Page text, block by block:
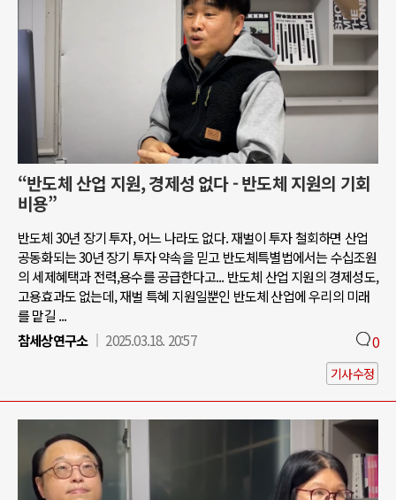
“반도체 산업 지원, 경제성 없다 - 반도체 지원의 기회
비용”
반도체 30년 장기 투자, 어느 나라도 없다. 재벌이 투자 철회하면 산업
공동화되는 30년 장기 투자 약속을 믿고 반도체특별법에서는 수십조원
의 세제혜택과 전력,용수를 공급한다고... 반도체 산업 지원의 경제성도,
고용효과도 없는데, 재벌 특혜 지원일뿐인 반도체 산업에 우리의 미래
를 맡길 ...
참세상연구소
2025.03.18. 20:57 0
기사수정